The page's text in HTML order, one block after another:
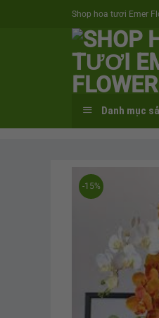
Shop hoa tươi Emer
Danh mục
-15%